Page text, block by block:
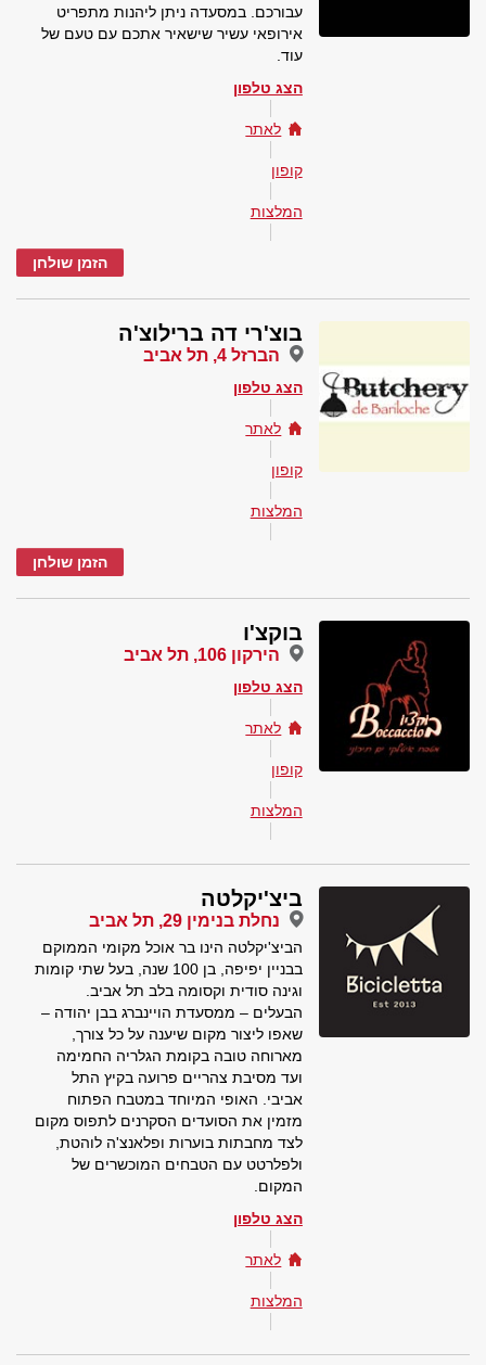
עבורכם. במסעדה ניתן ליהנות מתפריט
אירופאי עשיר שישאיר אתכם עם טעם של
עוד.
הצג טלפון
לאתר
קופון
המלצות
הזמן שולחן
בוצ'רי דה ברילוצ'ה
הברזל 4, תל אביב
הצג טלפון
לאתר
קופון
המלצות
הזמן שולחן
בוקצ'ו
הירקון 106, תל אביב
הצג טלפון
לאתר
קופון
המלצות
ביצ'יקלטה
נחלת בנימין 29, תל אביב
הביצ'יקלטה הינו בר אוכל מקומי הממוקם
בבניין יפיפה, בן 100 שנה, בעל שתי קומות
וגינה סודית וקסומה בלב תל אביב.
הבעלים – ממסעדת הויינברג בבן יהודה –
שאפו ליצור מקום שיענה על כל צורך,
מארוחה טובה בקומת הגלריה החמימה
ועד מסיבת צהריים פרועה בקיץ התל
אביבי. האופי המיוחד במטבח הפתוח
מזמין את הסועדים הסקרנים לתפוס מקום
לצד מחבתות בוערות ופלאנצ'ה לוהטת,
ולפלרטט עם הטבחים המוכשרים של
המקום.
הצג טלפון
לאתר
המלצות